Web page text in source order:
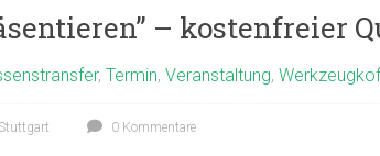
– kostenfreier
, Termin, Veranstaltung,
Stuttgart 0 Kommentare